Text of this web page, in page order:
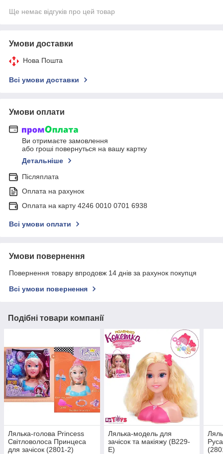
Ще немає відгуків про цей товар
Умови доставки
Нова Пошта
Всі умови доставки
Умови оплати
Ви отримаєте замовлення
або гроші повернуться на вашу картку
Детальніше
Післяплата
Оплата на рахунок
Оплата на карту 4246 0010 0701 6938
Всі умови оплати
Умови повернення
Повернення товару впродовж 14 днів за рахунок покупця
Всі умови повернення
Подібні товари компанії
Лялька-голова Princess
Світловолоса Принцеса
для зачісок (2801-2)
Лялька-модель для
зачісок та макіяжу (B229-
E)